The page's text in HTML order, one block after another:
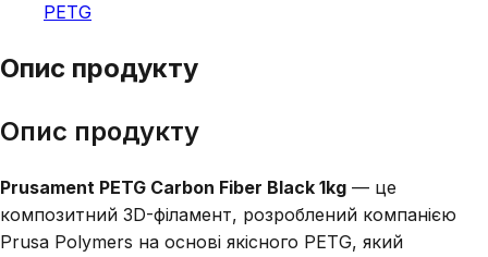
PETG
Опис продукту
Опис продукту
Prusament PETG Carbon Fiber Black 1kg — це
композитний 3D-філамент, розроблений компанією
Prusa Polymers на основі якісного PETG, який